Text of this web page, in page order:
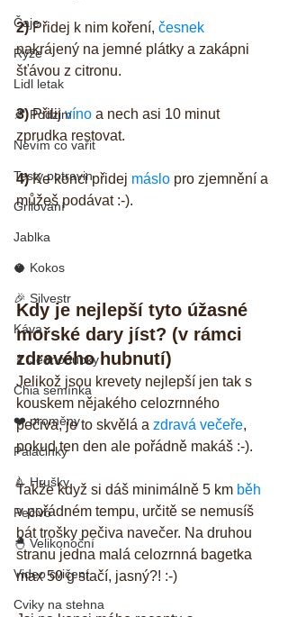
Čaje
Rýže
Lidl letak
🍂 Podzim
Nevím co vařit
Testy potravin
Grilování
Jablka
🥥 Kokos
🎉 Silvestr
Káva
🍢 Jednohubky
Chia semínka
❤️ proměny
Palačinky
🍐 Hrušky
Pečivo
🐣 Velikonoční
Video cvičení
Cviky na stehna
2) Přidej k nim koření, česnek
nakrájený na jemné plátky a zakápni
šťávou z citronu.
3) Přilij víno a nech asi 10 minut
zprudka restovat.
4) Ke konci přidej máslo pro zjemnění a
můžeš podávat :-).
Kdy je nejlepší tyto úžasné
mořské dary jíst? (v rámci
zdravého hubnutí)
Jelikož jsou krevety nejlepší jen tak s
kouskem nějakého celozrnného
pečiva, je to skvělá a zdravá večeře,
pokud ten den ale pořádně makáš :-).
Takže když si dáš minimálně 5 km běh
v pořádném tempu, určitě se nemusíš
bát trošky pečiva navečer. Na druhou
stranu jedna malá celozrnná bagetka
max 50 g stačí, jasný?! :-)